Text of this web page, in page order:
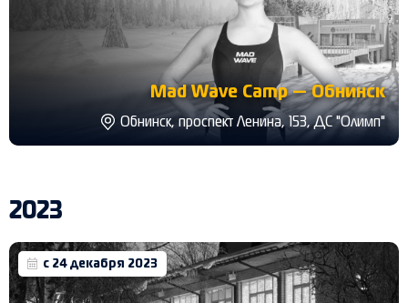
Mad Wave Camp — Обнинск
Обнинск, проспект Ленина, 153, ДС "Олимп"
2023
с 24 декабря 2023